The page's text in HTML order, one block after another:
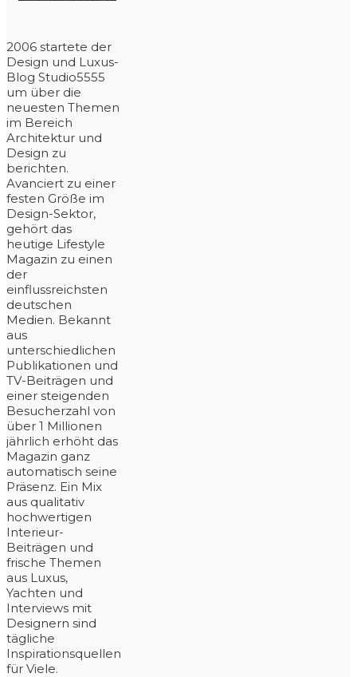
2006 startete der
Design und Luxus-
Blog Studio5555
um über die
neuesten Themen
im Bereich
Architektur und
Design zu
berichten.
Avanciert zu einer
festen Größe im
Design-Sektor,
gehört das
heutige Lifestyle
Magazin zu einen
der
einflussreichsten
deutschen
Medien. Bekannt
aus
unterschiedlichen
Publikationen und
TV-Beiträgen und
einer steigenden
Besucherzahl von
über 1 Millionen
jährlich erhöht das
Magazin ganz
automatisch seine
Präsenz. Ein Mix
aus qualitativ
hochwertigen
Interieur-
Beiträgen und
frische Themen
aus Luxus,
Yachten und
Interviews mit
Designern sind
tägliche
Inspirationsquellen
für Viele.